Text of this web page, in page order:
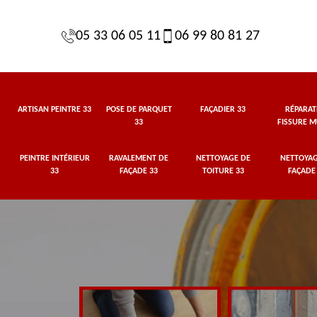
05 33 06 05 11 06 99 80 81 27
ARTISAN PEINTRE 33
POSE DE PARQUET
33
FAÇADIER 33
FISSURE
PEINTRE INTÉRIEUR
33
RAVALEMENT DE
FAÇADE 33
NETTOYAGE DE
TOITURE 33